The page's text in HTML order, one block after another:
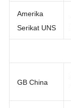
Amerika
Serikat UNS